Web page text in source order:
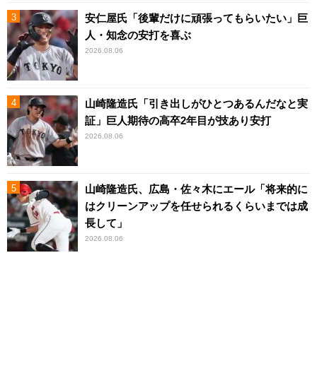
安仁屋氏「後輩だけに頑張ってもらいたい」巨
人・知念の安打を喜ぶ
2026.08.06
山崎隆造氏「引き出しがひとつあるんだなと実
証」巨人期待の高卒2年目が技あり安打
2026.08.06
山崎隆造氏、広島・佐々木にエール「将来的に
はクリーンアップを任せられるくらいまでは成
長して」
2026.08.06